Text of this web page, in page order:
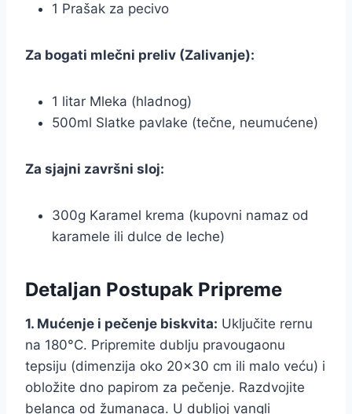
1 Prašak za pecivo
Za bogati mlečni preliv (Zalivanje):
1 litar Mleka (hladnog)
500ml Slatke pavlake (tečne, neumućene)
Za sjajni završni sloj:
300g Karamel krema (kupovni namaz od
karamele ili dulce de leche)
Detaljan Postupak Pripreme
1. Mućenje i pečenje biskvita: Uključite rernu
na 180°C. Pripremite dublju pravougaonu
tepsiju (dimenzija oko 20×30 cm ili malo veću) i
obložite dno papirom za pečenje. Razdvojite
belanca od žumanaca. U dubljoj vangli